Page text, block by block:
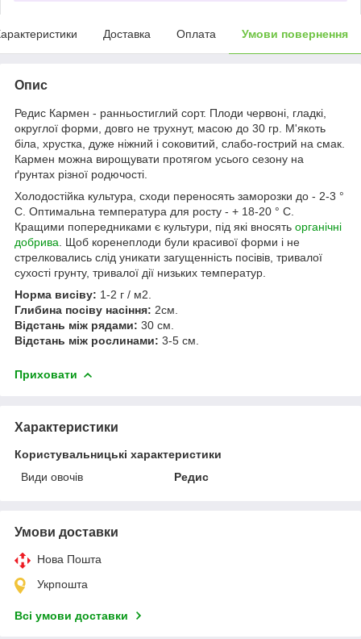
Доставка Оплата Умови повернення
Опис
Редис Кармен - ранньостиглий сорт. Плоди червоні, гладкі,
округлої форми, довго не трухнут, масою до 30 гр. М'якоть
біла, хрустка, дуже ніжний і соковитий, слабо-гострий на смак.
Кармен можна вирощувати протягом усього сезону на
ґрунтах різної родючості.
Холодостійка культура, сходи переносять заморозки до - 2-3 °
С. Оптимальна температура для росту - + 18-20 ° С.
Кращими попередниками є культури, під які вносять органічні
добрива . Щоб коренеплоди були красивої форми і не
стрелковались слід уникати загущенність посівів, тривалої
сухості грунту, тривалої дії низьких температур.
Норма висіву: 1-2 г / м2.
Глибина посіву насіння: 2см.
Відстань між рядами: 30 см.
Відстань між рослинами: 3-5 см.
Приховати
Характеристики
Користувальницькі характеристики
Види овочів
Редис
Умови доставки
Нова Пошта
Укрпошта
Всі умови доставки